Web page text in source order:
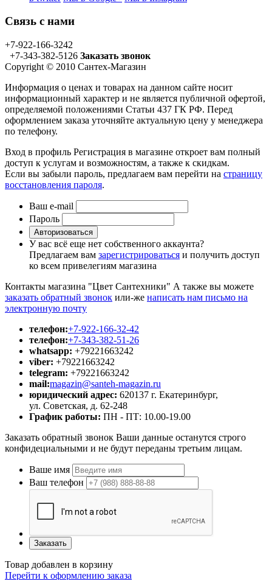
Связь с нами
+7-922-166-3242
+7-343-382-5126 Заказать звонок
Copyright © 2010 Сантех-Магазин
Информация о ценах и товарах на данном сайте носит
информационный характер и не является публичной офертой,
определяемой положениями Статьи 437 ГК РФ. Перед
оформлением заказа уточняйте актуальную цену у менеджера
по телефону.
Вход в профиль Регистрация в магазине откроет вам полный
доступ к услугам и возможностям, а также к скидкам.
Если вы забыли пароль, предлагаем вам перейти на страницу
восстановления пароля.
Ваш e-mail
Пароль
Авторизоваться
У вас всё еще нет собственного аккаунта?
Предлагаем вам зарегистрироваться и получить доступ
ко всем привелегиям магазина
Контакты магазина "Цвет Сантехники" А также вы можете
заказать обратный звонок или-же написать нам письмо на
электронную почту
телефон:+7-922-166-32-42
телефон:+7-343-382-51-26
whatsapp: +79221663242
viber: +79221663242
telegram: +79221663242
mail:magazin@santeh-magazin.ru
юридический адрес: 620137 г. Екатеринбург,
ул. Советская, д. 62-248
График работы: ПН - ПТ: 10.00-19.00
Заказать обратный звонок Ваши данные останутся строго
конфидециальными и не будут переданы третьим лицам.
Ваше имя
Ваш телефон
Заказать
Товар добавлен в корзину
Перейти к оформлению заказа